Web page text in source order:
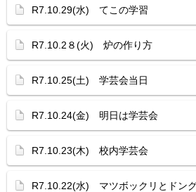
R7.10.29(水) てこの学習
R7.10.2８(火) 炉の作り方
R7.10.25(土) 学芸会当日
R7.10.24(金) 明日は学芸会
R7.10.23(木) 校内学芸会
R7.10.22(水) マツボックリとドン